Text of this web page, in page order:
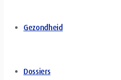
Gezondheid
Dossiers